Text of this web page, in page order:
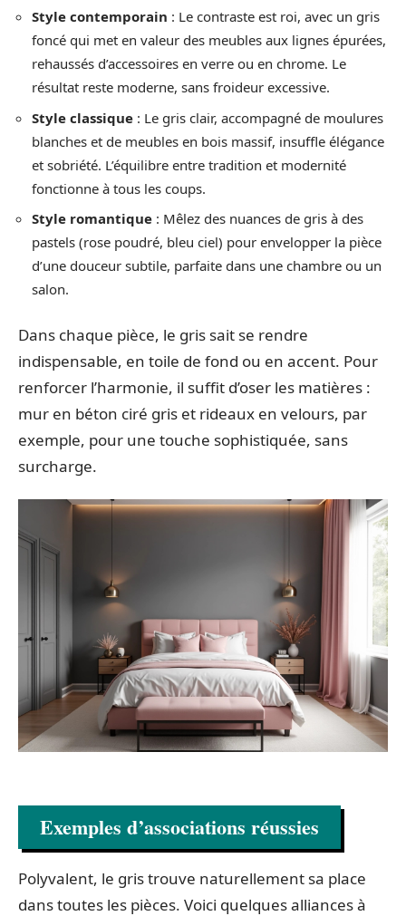
Style contemporain : Le contraste est roi, avec un gris
foncé qui met en valeur des meubles aux lignes épurées,
rehaussés d’accessoires en verre ou en chrome. Le
résultat reste moderne, sans froideur excessive.
Style classique : Le gris clair, accompagné de moulures
blanches et de meubles en bois massif, insuffle élégance
et sobriété. L’équilibre entre tradition et modernité
fonctionne à tous les coups.
Style romantique : Mêlez des nuances de gris à des
pastels (rose poudré, bleu ciel) pour envelopper la pièce
d’une douceur subtile, parfaite dans une chambre ou un
salon.
Dans chaque pièce, le gris sait se rendre
indispensable, en toile de fond ou en accent. Pour
renforcer l’harmonie, il suffit d’oser les matières :
mur en béton ciré gris et rideaux en velours, par
exemple, pour une touche sophistiquée, sans
surcharge.
Exemples d’associations réussies
Polyvalent, le gris trouve naturellement sa place
dans toutes les pièces. Voici quelques alliances à